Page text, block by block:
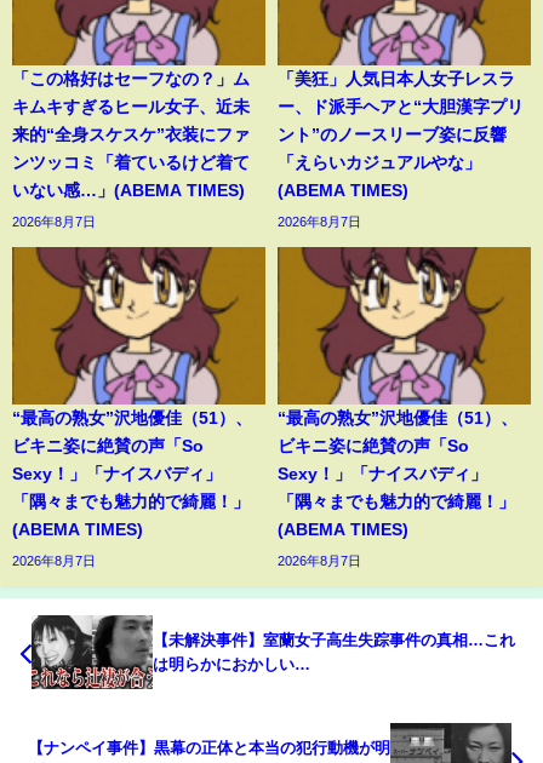
「この格好はセーフなの？」ム
キムキすぎるヒール女子、近未
来的“全身スケスケ”衣装にファ
ンツッコミ「着ているけど着て
いない感…」(ABEMA TIMES)
2026年8月7日
「美狂」人気日本人女子レスラ
ー、ド派手ヘアと“大胆漢字プリ
ント”のノースリーブ姿に反響
「えらいカジュアルやな」
(ABEMA TIMES)
2026年8月7日
“最高の熟女”沢地優佳（51）、
ビキニ姿に絶賛の声「So
Sexy！」「ナイスバディ」
「隅々までも魅力的で綺麗！」
(ABEMA TIMES)
2026年8月7日
“最高の熟女”沢地優佳（51）、
ビキニ姿に絶賛の声「So
Sexy！」「ナイスバディ」
「隅々までも魅力的で綺麗！」
(ABEMA TIMES)
2026年8月7日
【未解決事件】室蘭女子高生失踪事件の真相…これ
は明らかにおかしい…
【ナンペイ事件】黒幕の正体と本当の犯行動機が明